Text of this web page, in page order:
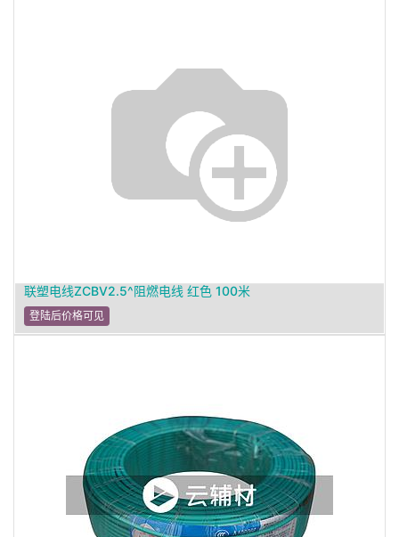
联塑电线ZCBV2.5^阻燃电线 红色 100米
登陆后价格可见